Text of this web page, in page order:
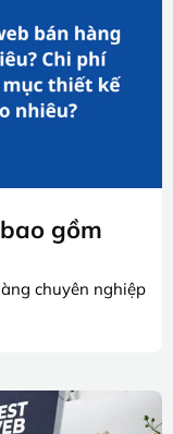
gồm
chuyên nghiệp